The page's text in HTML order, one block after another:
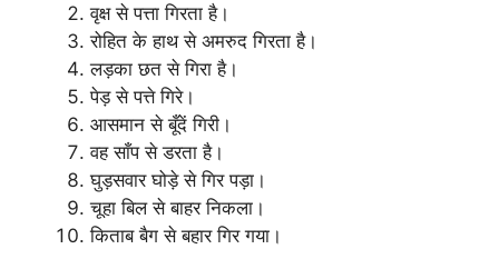
वृक्ष से पत्ता गिरता है।
रोहित के हाथ से अमरुद गिरता है।
लड़का छत से गिरा है।
पेड़ से पत्ते गिरे।
आसमान से बूँदें गिरी।
वह साँप से डरता है।
घुड़सवार घोड़े से गिर पड़ा।
चूहा बिल से बाहर निकला।
किताब बैग से बहार गिर गया।